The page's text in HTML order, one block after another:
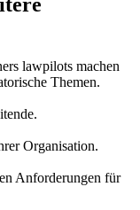
lawpilots machen
Themen.
Organisation.
Anforderungen für